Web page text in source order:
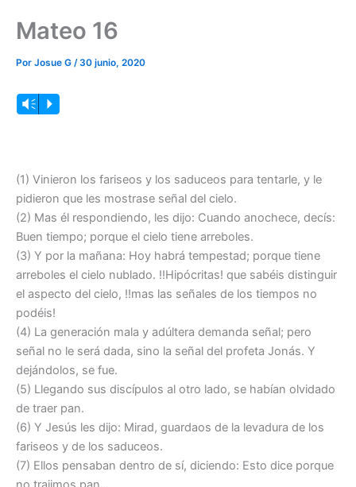
Mateo 16
Por Josue G /30 junio, 2020
Reproductor
Vm P
(1) Vinieron los fariseos y los saduceos para tentarle, y le
pidieron que les mostrase señal del cielo.
(2) Mas él respondiendo, les dijo: Cuando anochece, decís:
Buen tiempo; porque el cielo tiene arreboles.
(3) Y por la mañana: Hoy habrá tempestad; porque tiene
arreboles el cielo nublado. !!Hipócritas! que sabéis distinguir
el aspecto del cielo, !!mas las señales de los tiempos no
podéis!
(4) La generación mala y adúltera demanda señal; pero
señal no le será dada, sino la señal del profeta Jonás. Y
dejándolos, se fue.
(5) Llegando sus discípulos al otro lado, se habían olvidado
de traer pan.
(6) Y Jesús les dijo: Mirad, guardaos de la levadura de los
fariseos y de los saduceos.
(7) Ellos pensaban dentro de sí, diciendo: Esto dice porque